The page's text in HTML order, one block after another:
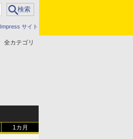
Impress サイト
全カテゴリ
1カ月